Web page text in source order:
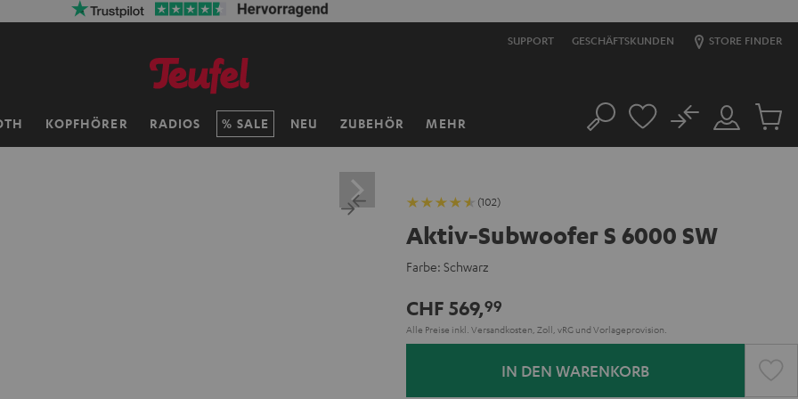
SUPPORT GESCHÄFTSKUNDEN STORE FINDER
KOPFHÖRER RADIOS SALE NEU ZUBEHÖR MEHR Suche
Mein
Konto
No
Artikel
(102)
Aktiv-Subwoofer S 6000 SW
Farbe: Schwarz
CHF 569,99
Alle Preise inkl. Versandkosten, Zoll, vRG und Vorlageprovision.
IN DEN WARENKORB